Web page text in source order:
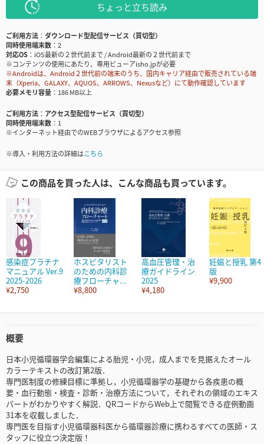
ちょっと立ち読み
ご利用方法
ダウンロード型配信サービス（買切型）
同時使用端末数
2
対応OS
iOS最新の２世代前まで / Android最新の２世代前まで
※コンテンツの使用にあたり、専用ビューアisho.jpが必要
※Androidは、Android２世代前の端末のうち、国内キャリア経由で販売されている端
末（Xperia、GALAXY、AQUOS、ARROWS、Nexusなど）にて動作確認しています
必要メモリ容量
186 MB以上
ご利用方法
アクセス型配信サービス（買切型）
同時使用端末数
1
※インターネット経由でのWEBブラウザによるアクセス参照
※導入・利用方法の詳細はこちら
この商品を買った人は、こんな商品も買っています。
感染症プラチナ
マニュアル Ver.9
2025-2026
¥2,750
ホスピタリスト
のための内科診
療フローチャ...
¥8,800
高血圧管理・治
療ガイドライン
2025
¥4,180
妊娠と授乳 第4
版
¥9,900
概要
日本小児循環器学会編集による胎児・小児，成人までを見据えたオール
カラーテキストの改訂第2版．
専門医制度の修練目標に準拠し，小児循環器学の基礎から各疾患の概
要・血行動態・検査・診断・治療方法について，それぞれの領域のエキス
パートがわかりやすく解説．QRコードからWeb上で閲覧できる症例動画
31本を収載しました．
専門医を目指す小児循環器科医から循環器診療に携わるすべての医師・ス
タッフに役立つ決定版！